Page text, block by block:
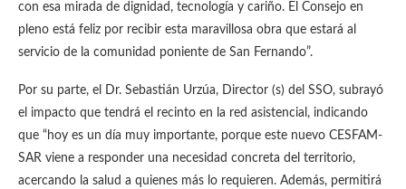
con esa mirada de dignidad, tecnología y cariño. El Consejo en
pleno está feliz por recibir esta maravillosa obra que estará al
servicio de la comunidad poniente de San Fernando”.
Por su parte, el Dr. Sebastián Urzúa, Director (s) del SSO, subrayó
el impacto que tendrá el recinto en la red asistencial, indicando
que “hoy es un día muy importante, porque este nuevo CESFAM-
SAR viene a responder una necesidad concreta del territorio,
acercando la salud a quienes más lo requieren. Además, permitirá